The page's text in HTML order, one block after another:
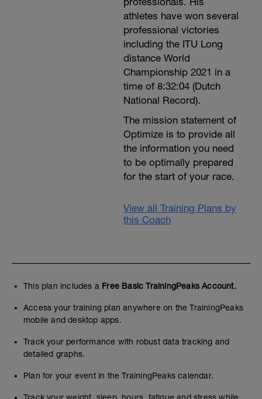
athletes have won several
professional victories
including the ITU Long
distance World
Championship 2021 in a
time of 8:32:04 (Dutch
National Record).
The mission statement of
Optimize is to provide all
the information you need
to be optimally prepared
for the start of your race.
View all Training Plans by
this Coach
This plan includes a Free Basic TrainingPeaks Account.
Access your training plan anywhere on the TrainingPeaks
mobile and desktop apps.
Track your performance with robust data tracking and
detailed graphs.
Plan for your event in the TrainingPeaks calendar.